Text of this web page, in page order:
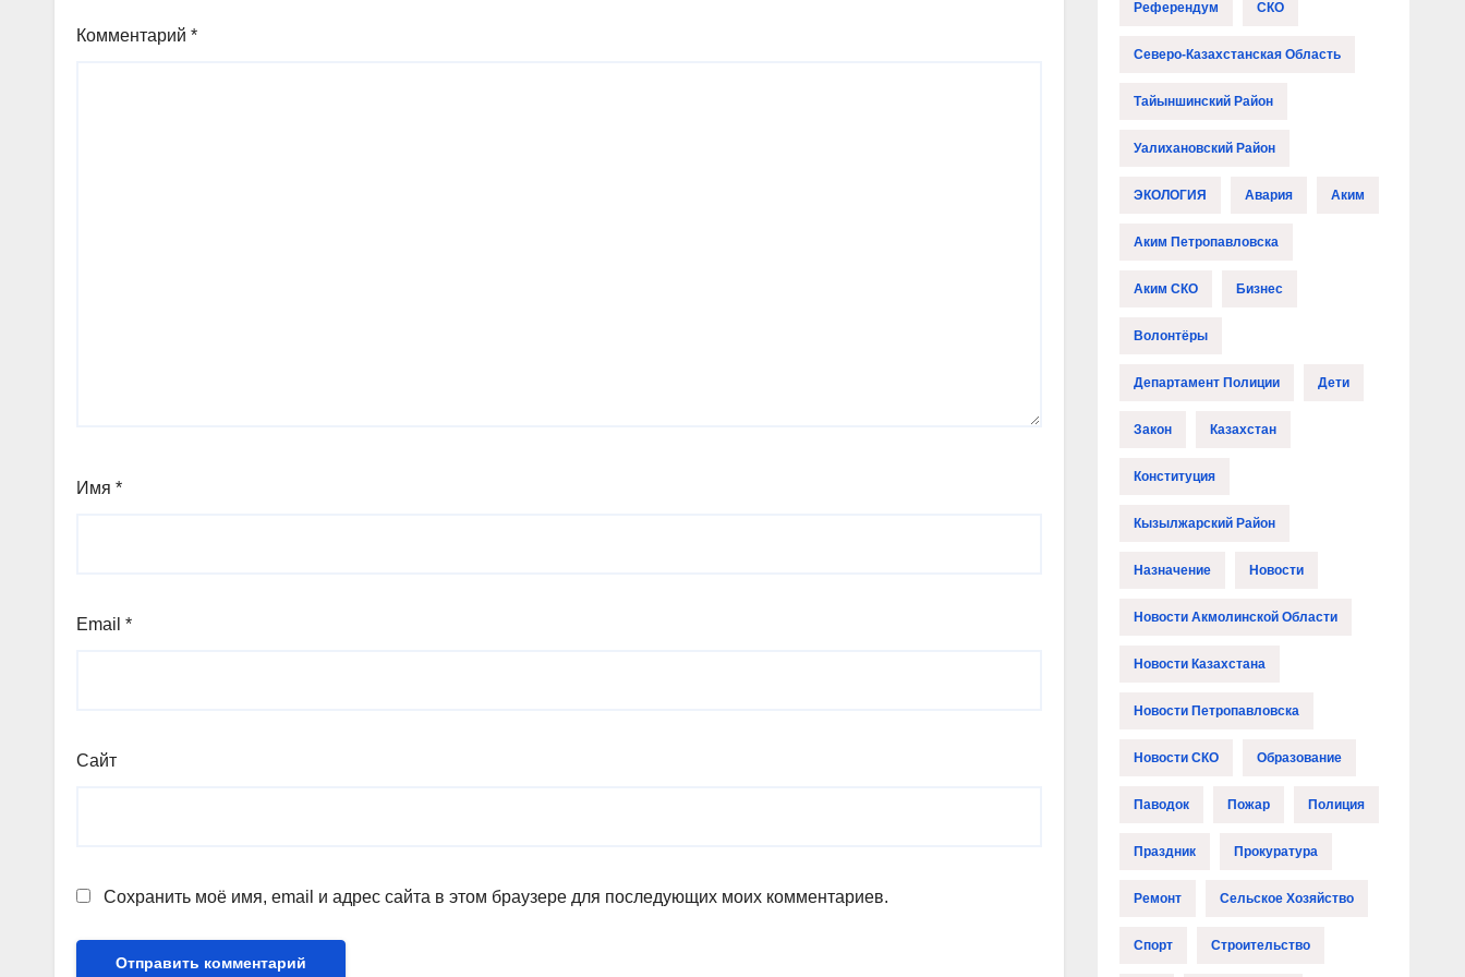
Комментарий *
Имя *
Email *
Сайт
Сохранить моё имя, email и адрес сайта в этом браузере для последующих моих комментариев.
Референдум СКО
Северо-Казахстанская Область
Тайыншинский Район
Уалихановский Район
ЭКОЛОГИЯ Авария Аким
Аким Петропавловска
Аким СКО Бизнес
Волонтёры
Департамент Полиции Дети
Закон Казахстан
Конституция
Кызылжарский Район
Назначение Новости
Новости Акмолинской Области
Новости Казахстана
Новости Петропавловска
Новости СКО Образование
Паводок Пожар Полиция
Праздник Прокуратура
Ремонт Сельское Хозяйство
Спорт Строительство